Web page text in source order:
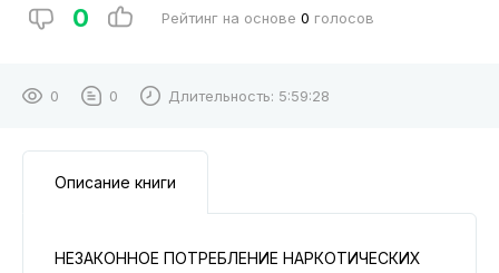
0 Рейтинг на основе 0 голосов
0 0 Длительность: 5:59:28
Описание книги
НЕЗАКОННОЕ ПОТРЕБЛЕНИЕ НАРКОТИЧЕСКИХ